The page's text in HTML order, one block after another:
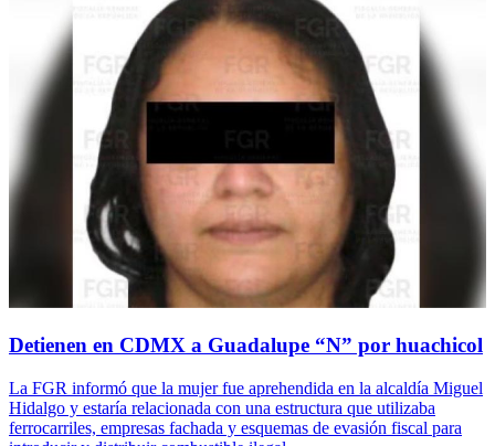
Detienen en CDMX a Guadalupe “N” por huachicol
La FGR informó que la mujer fue aprehendida en la alcaldía Miguel
Hidalgo y estaría relacionada con una estructura que utilizaba
ferrocarriles, empresas fachada y esquemas de evasión fiscal para